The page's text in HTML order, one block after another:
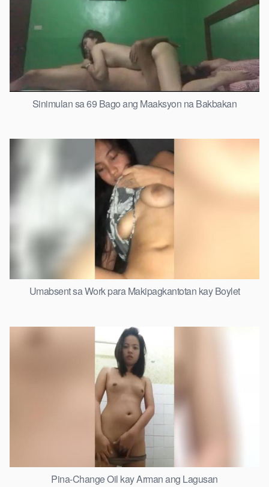
Sinimulan sa 69 Bago ang Maaksyon na Bakbakan
Umabsent sa Work para Makipagkantotan kay Boylet
Pina-Change Oil kay Arman ang Lagusan